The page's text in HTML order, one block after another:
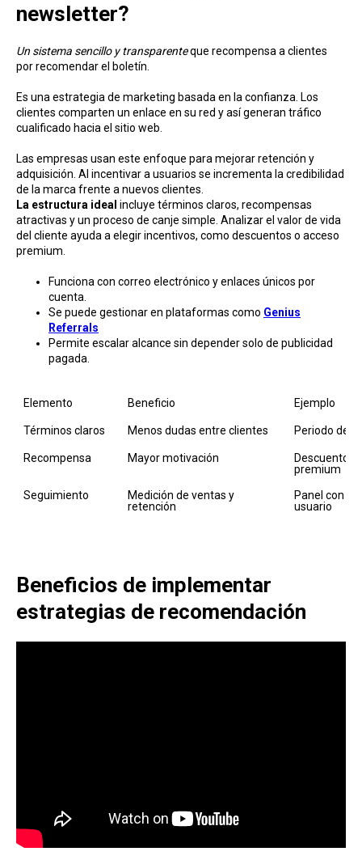
newsletter?
Un sistema sencillo y transparenteque recompensa a clientes
por recomendar el boletín.
Es una estrategia de marketing basada en la confianza. Los
clientes comparten un enlace en su red y así generan tráfico
cualificado hacia el sitio web.
Las empresas usan este enfoque para mejorar retención y
adquisición. Al incentivar a usuarios se incrementa la credibilidad
de la marca frente a nuevos clientes.
La estructura ideal incluye términos claros, recompensas
atractivas y un proceso de canje simple. Analizar el valor de vida
del cliente ayuda a elegir incentivos, como descuentos o acceso
premium.
Funciona con correo electrónico y enlaces únicos por
cuenta.
Se puede gestionar en plataformas como Genius
Referrals
Permite escalar alcance sin depender solo de publicidad
pagada.
Elemento Beneficio Ejemplo
Términos claros Menos dudas entre clientes Periodo de
Recompensa Mayor motivación
Descuento o
premium
Seguimiento
Medición de ventas y
retención
Panel con
usuario
Benefici os de implementar
estrategias de recomendación